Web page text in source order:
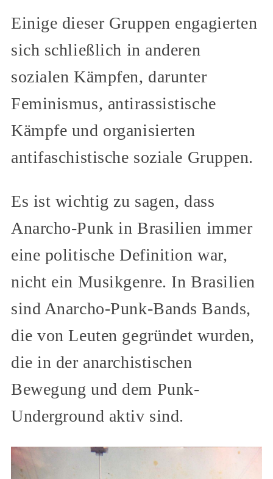
Einige dieser Gruppen engagierten
sich schließlich in anderen
sozialen Kämpfen, darunter
Feminismus, antirassistische
Kämpfe und organisierten
antifaschistische soziale Gruppen.
Es ist wichtig zu sagen, dass
Anarcho-Punk in Brasilien immer
eine politische Definition war,
nicht ein Musikgenre. In Brasilien
sind Anarcho-Punk-Bands Bands,
die von Leuten gegründet wurden,
die in der anarchistischen
Bewegung und dem Punk-
Underground aktiv sind.